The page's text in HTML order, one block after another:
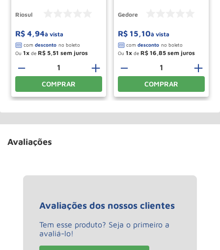
Riosul
R$ 4 94à vista
Ou 1 de R$ 5 51
＋
－
COMPRAR
Gedore
R$ 15 10à vista
Ou 1 de R$ 16 85
＋
－
COMPRAR
Avaliações
Avaliações dos nossos clientes
Tem esse produto? Seja o primeiro a
avaliá-lo!